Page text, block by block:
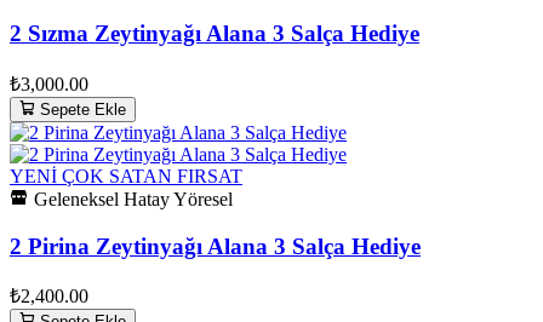
2 Sızma Zeytinyağı Alana 3 Salça Hediye
₺3,000.00
Sepete Ekle
YENİ ÇOK SATAN FIRSAT
Geleneksel Hatay Yöresel
2 Pirina Zeytinyağı Alana 3 Salça Hediye
₺2,400.00